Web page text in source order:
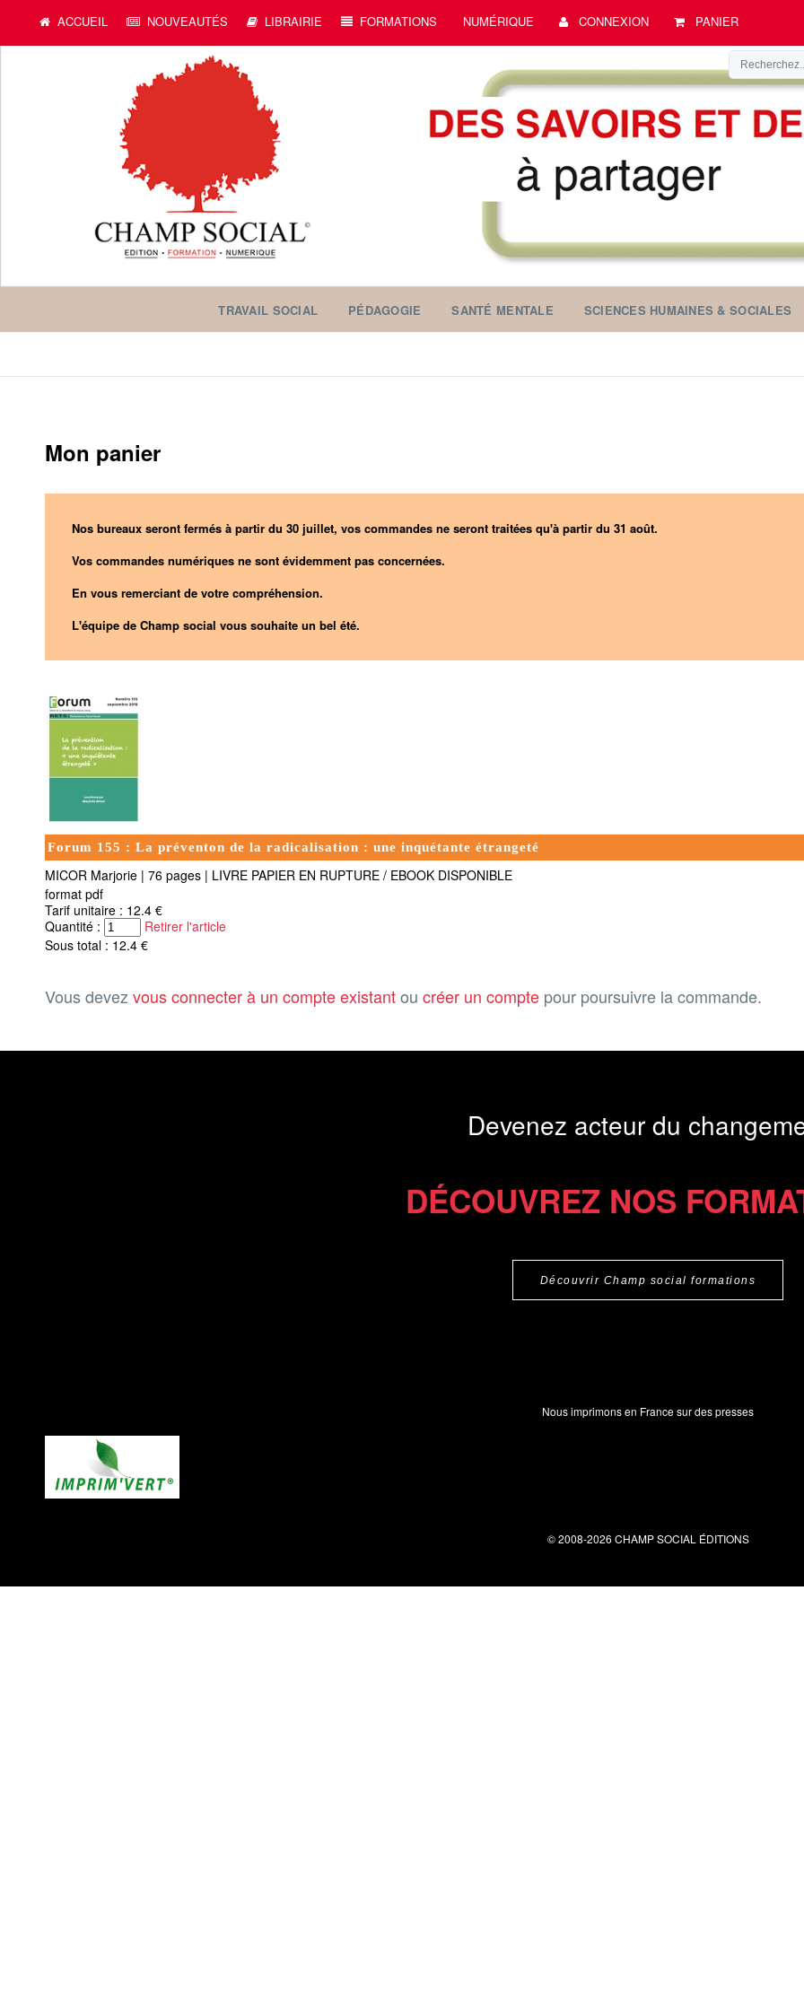
ACCUEIL NOUVEAUTÉS LIBRAIRIE FORMATIONS NUMÉRIQUE CONNEXION PANIER
TRAVAIL SOCIAL PÉDAGOGIE SANTÉ MENTALE SCIENCES HUMAINES & SOCIALES
Mon panier
Nos bureaux seront fermés à partir du 30 juillet, vos commandes ne seront traitées qu'à partir du 31 août.
Vos commandes numériques ne sont évidemment pas concernées.
En vous remerciant de votre compréhension.
L'équipe de Champ social vous souhaite un bel été.
Forum 155 : La préventon de la radicalisation : une inquétante étrangeté
MICOR Marjorie | 76 pages | LIVRE PAPIER EN RUPTURE / EBOOK DISPONIBLE
format pdf
Tarif unitaire : 12.4 €
Quantité :
Retirer l'article
Sous total : 12.4 €
Vous devezvous connecter à un compte existantou créer un compte pour poursuivre la commande.
Devenez acteur du
DÉCOUVREZ NOS
Découvrir Champ social formations
Nous imprimons en France sur des presses
© 2008-2026 CHAMP SOCIAL ÉDITIONS